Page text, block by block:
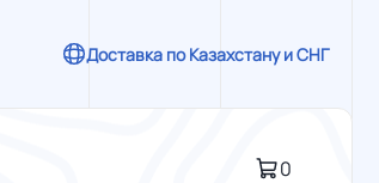
Доставка по Казахстану и СНГ
0